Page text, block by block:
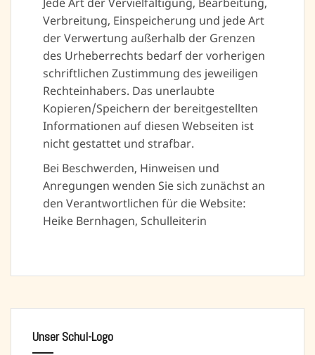
Verbreitung, Einspeicherung und jede Art
der Verwertung außerhalb der Grenzen
des Urheberrechts bedarf der vorherigen
schriftlichen Zustimmung des jeweiligen
Rechteinhabers. Das unerlaubte
Kopieren/Speichern der bereitgestellten
Informationen auf diesen Webseiten ist
nicht gestattet und strafbar.
Bei Beschwerden, Hinweisen und
Anregungen wenden Sie sich zunächst an
den Verantwortlichen für die Website:
Heike Bernhagen, Schulleiterin
Unser Schul-Logo